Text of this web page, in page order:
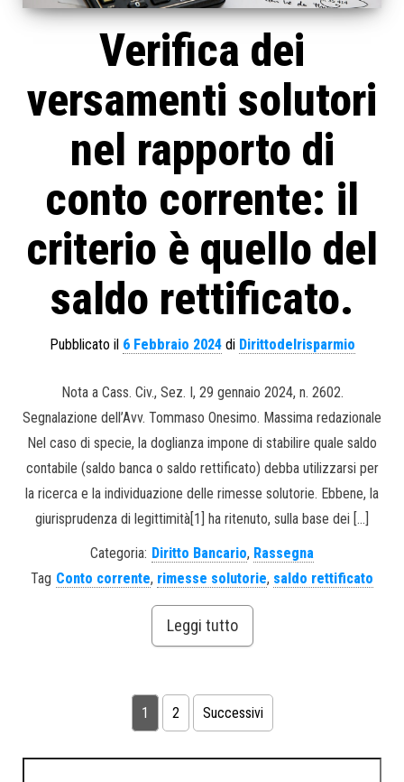
Verifica dei
versamenti solutori
nel rapporto di
conto corrente: il
criterio è quello del
saldo rettificato.
Pubblicato il 6 Febbraio 2024di Dirittodelrisparmio
Nota a Cass. Civ., Sez. I, 29 gennaio 2024, n. 2602.
Segnalazione dell’Avv. Tommaso Onesimo. Massima redazionale
Nel caso di specie, la doglianza impone di stabilire quale saldo
contabile (saldo banca o saldo rettificato) debba utilizzarsi per
la ricerca e la individuazione delle rimesse solutorie. Ebbene, la
giurisprudenza di legittimità[1] ha ritenuto, sulla base dei […]
Categoria: Diritto Bancario, Rassegna
Tag Conto corrente, rimesse solutorie, saldo rettificato
Leggi tutto
1 2 Successivi